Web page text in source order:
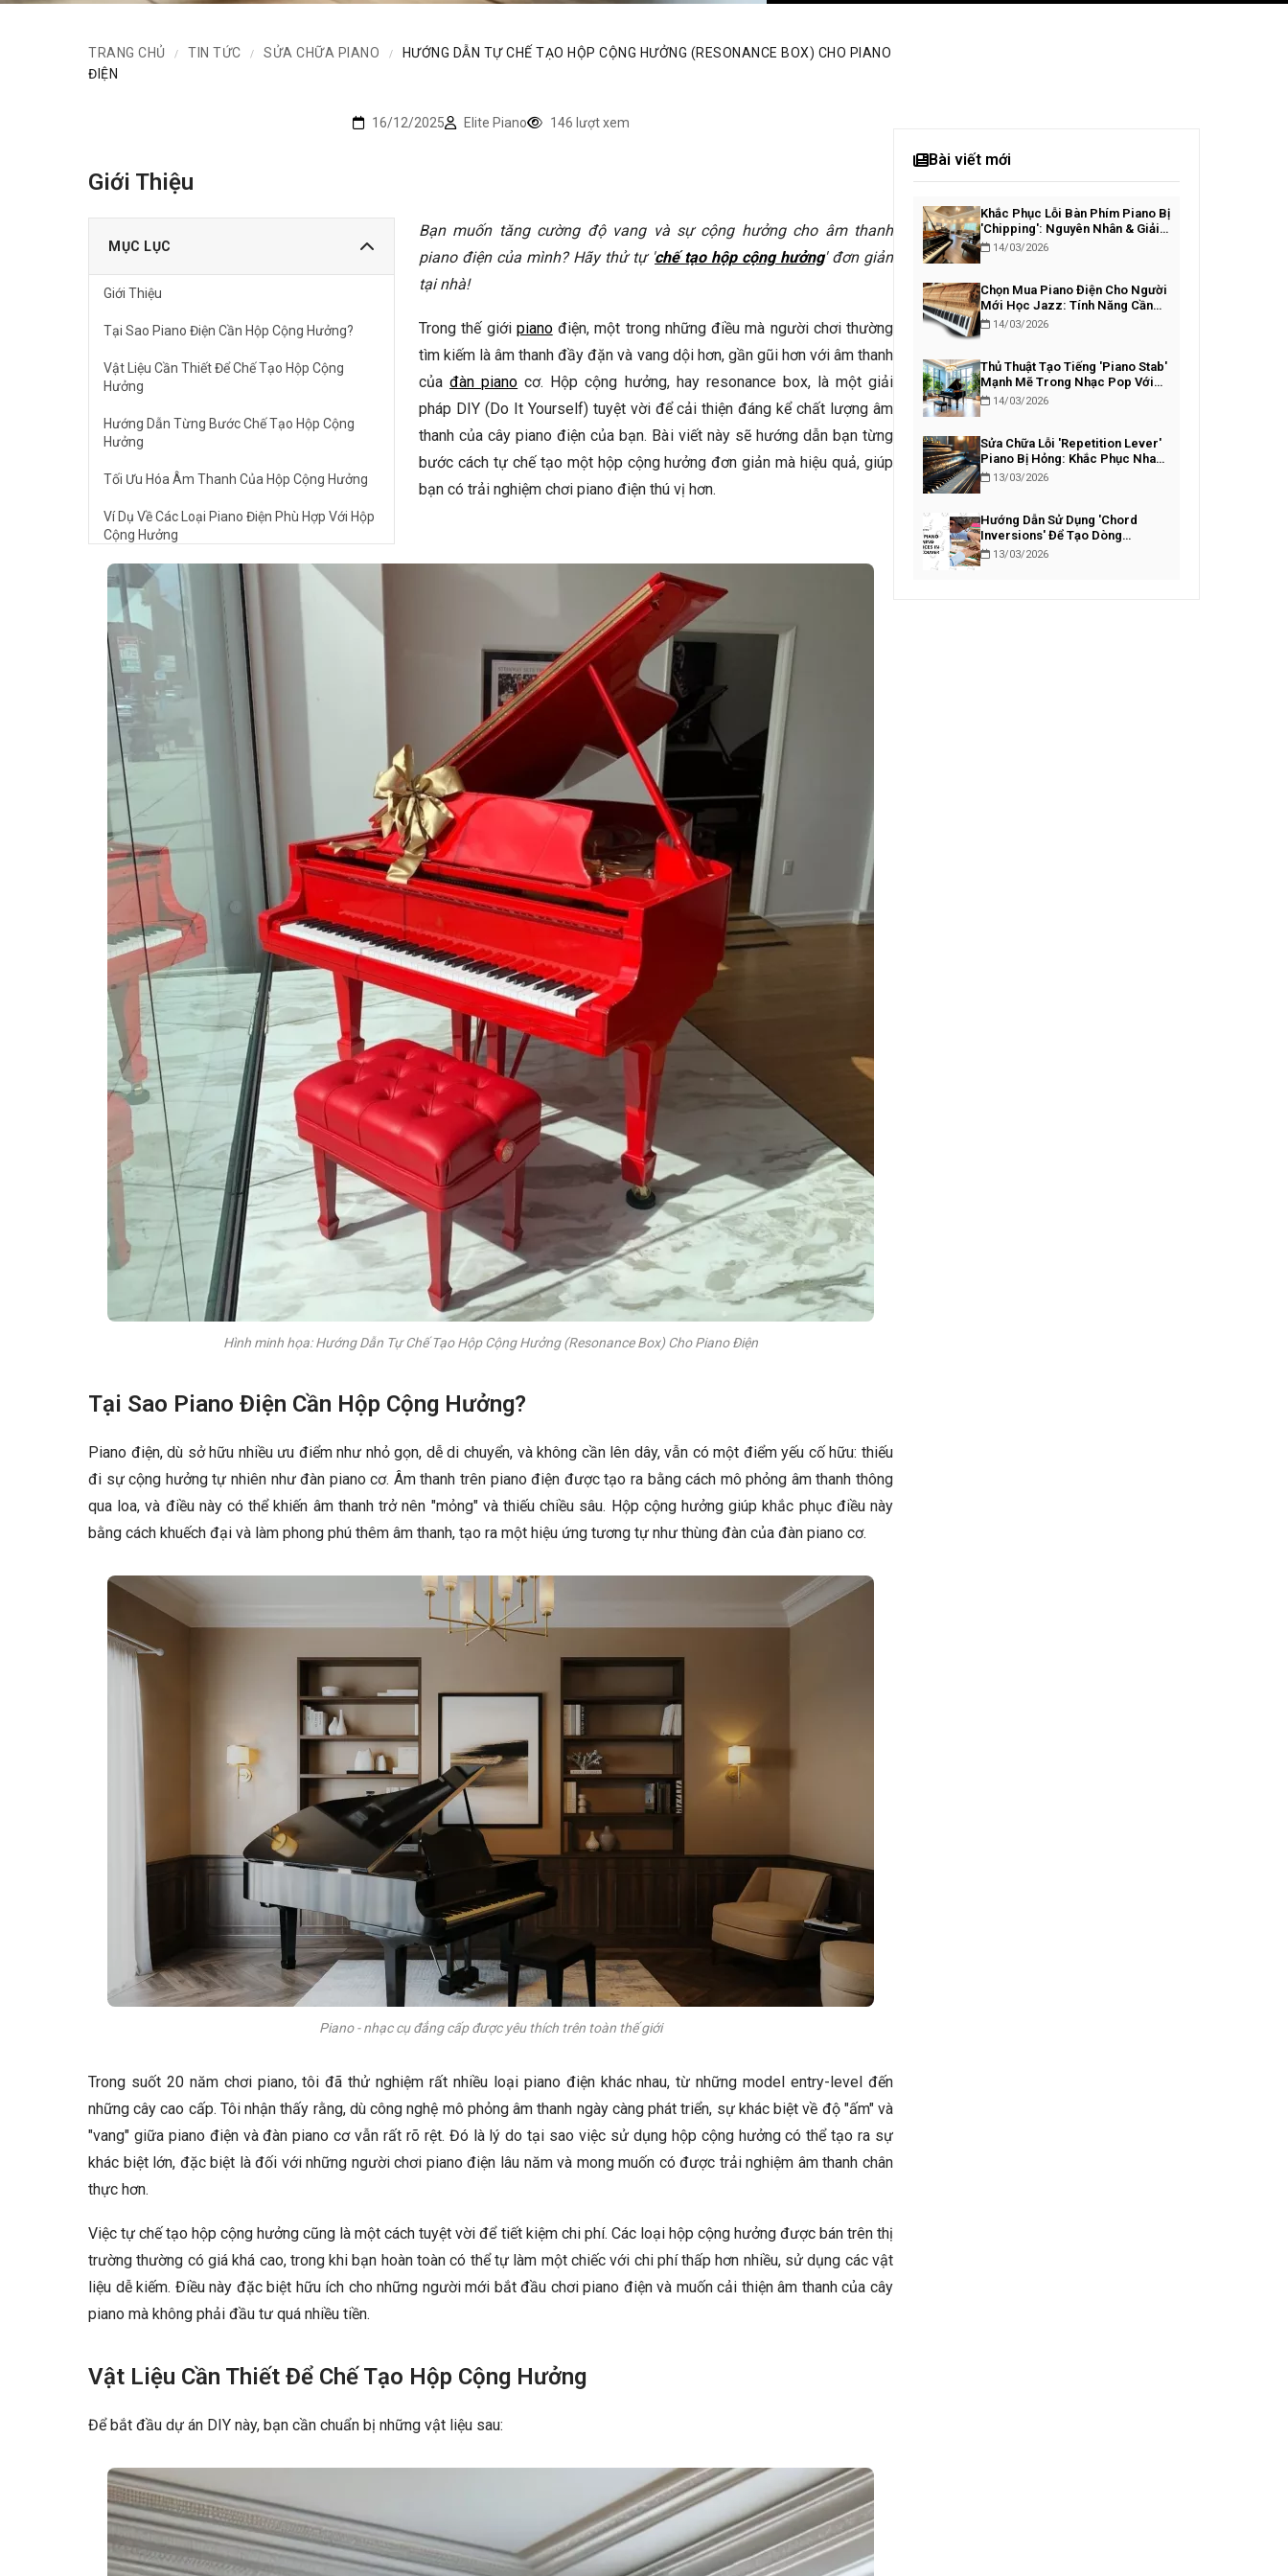
TRANG CHỦ / TIN TỨC / SỬA CHỮA PIANO /
HƯỚNG DẪN TỰ CHẾ TẠO HỘP CỘNG HƯỞNG (RESONANCE BOX) CHO PIANO
ĐIỆN
16/12/2025 Elite Piano 146 lượt xem
Giới Thiệu
MỤC LỤC
Giới Thiệu
Tại Sao Piano Điện Cần Hộp Cộng Hưởng?
Vật Liệu Cần Thiết Để Chế Tạo Hộp Cộng
Hưởng
Hướng Dẫn Từng Bước Chế Tạo Hộp Cộng
Hưởng
Tối Ưu Hóa Âm Thanh Của Hộp Cộng Hưởng
Ví Dụ Về Các Loại Piano Điện Phù Hợp Với Hộp
Cộng Hưởng
Các Lưu Ý Quan Trọng
Câu Hỏi Thường Gặp
Hộp cộng hưởng có thực sự cải thiện âm
thanh của piano điện không?
Tôi có thể sử dụng loại loa nào cho hộp cộng
hưởng?
Tôi có cần phải có kinh nghiệm về DIY để chế
tạo hộp cộng hưởng không?
🎹 Khám Phá Piano Đẳng Cấp Tại Elite
Piano
Kết Luận
Bạn muốn tăng cường độ vang và sự cộng hưởng cho âm thanh
piano điện của mình? Hãy thử tự ' chế tạo hộp cộng hưởng' đơn giản
tại nhà!
Trong thế giới pianođiện, một trong những điều mà người chơi thường
tìm kiếm là âm thanh đầy đặn và vang dội hơn, gần gũi hơn với âm thanh
củađàn piano cơ. Hộp cộng hưởng, hay resonance box, là một giải
pháp DIY (Do It Yourself) tuyệt vời để cải thiện đáng kể chất lượng âm
thanh của cây piano điện của bạn. Bài viết này sẽ hướng dẫn bạn từng
bước cách tự chế tạo một hộp cộng hưởng đơn giản mà hiệu quả, giúp
bạn có trải nghiệm chơi piano điện thú vị hơn.
Hình minh họa: Hướng Dẫn Tự Chế Tạo Hộp Cộng Hưởng (Resonance Box) Cho Piano Điện
Tại Sao Piano Điện Cần Hộp Cộng Hưởng?
Piano điện, dù sở hữu nhiều ưu điểm như nhỏ gọn, dễ di chuyển, và không cần lên dây, vẫn có một điểm yếu cố hữu: thiếu
đi sự cộng hưởng tự nhiên như đàn piano cơ. Âm thanh trên piano điện được tạo ra bằng cách mô phỏng âm thanh thông
qua loa, và điều này có thể khiến âm thanh trở nên "mỏng" và thiếu chiều sâu. Hộp cộng hưởng giúp khắc phục điều này
bằng cách khuếch đại và làm phong phú thêm âm thanh, tạo ra một hiệu ứng tương tự như thùng đàn của đàn piano cơ.
Piano - nhạc cụ đẳng cấp được yêu thích trên toàn thế giới
Trong suốt 20 năm chơi piano, tôi đã thử nghiệm rất nhiều loại piano điện khác nhau, từ những model entry-level đến
những cây cao cấp. Tôi nhận thấy rằng, dù công nghệ mô phỏng âm thanh ngày càng phát triển, sự khác biệt về độ "ấm" và
"vang" giữa piano điện và đàn piano cơ vẫn rất rõ rệt. Đó là lý do tại sao việc sử dụng hộp cộng hưởng có thể tạo ra sự
khác biệt lớn, đặc biệt là đối với những người chơi piano điện lâu năm và mong muốn có được trải nghiệm âm thanh chân
thực hơn.
Việc tự chế tạo hộp cộng hưởng cũng là một cách tuyệt vời để tiết kiệm chi phí. Các loại hộp cộng hưởng được bán trên thị
trường thường có giá khá cao, trong khi bạn hoàn toàn có thể tự làm một chiếc với chi phí thấp hơn nhiều, sử dụng các vật
liệu dễ kiếm. Điều này đặc biệt hữu ích cho những người mới bắt đầu chơi piano điện và muốn cải thiện âm thanh của cây
piano mà không phải đầu tư quá nhiều tiền.
Vật Liệu Cần Thiết Để Chế Tạo Hộp Cộng Hưởng
Để bắt đầu dự án DIY này, bạn cần chuẩn bị những vật liệu sau:
Bài viết mới
Khắc Phục Lỗi Bàn Phím Piano Bị
'Chipping': Nguyên Nhân & Giải
Pháp14/03/2026
Chọn Mua Piano Điện Cho Người
Mới Học Jazz: Tính Năng Cần
Thiết14/03/2026
Thủ Thuật Tạo Tiếng 'Piano Stab'
Mạnh Mẽ Trong Nhạc Pop Với
VST14/03/2026
Sửa Chữa Lỗi 'Repetition Lever'
Piano Bị Hỏng: Khắc Phục Nhanh
Chóng
13/03/2026
Hướng Dẫn Sử Dụng 'Chord
Inversions' Để Tạo Dòng
Bassline Piano Lôi Cuốn
13/03/2026